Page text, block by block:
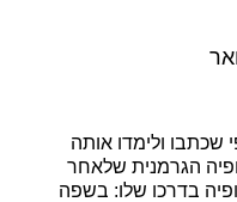
שכתבו ולימדו אותה
הגרמנית שלאחר
בדרכו שלו: בשפה